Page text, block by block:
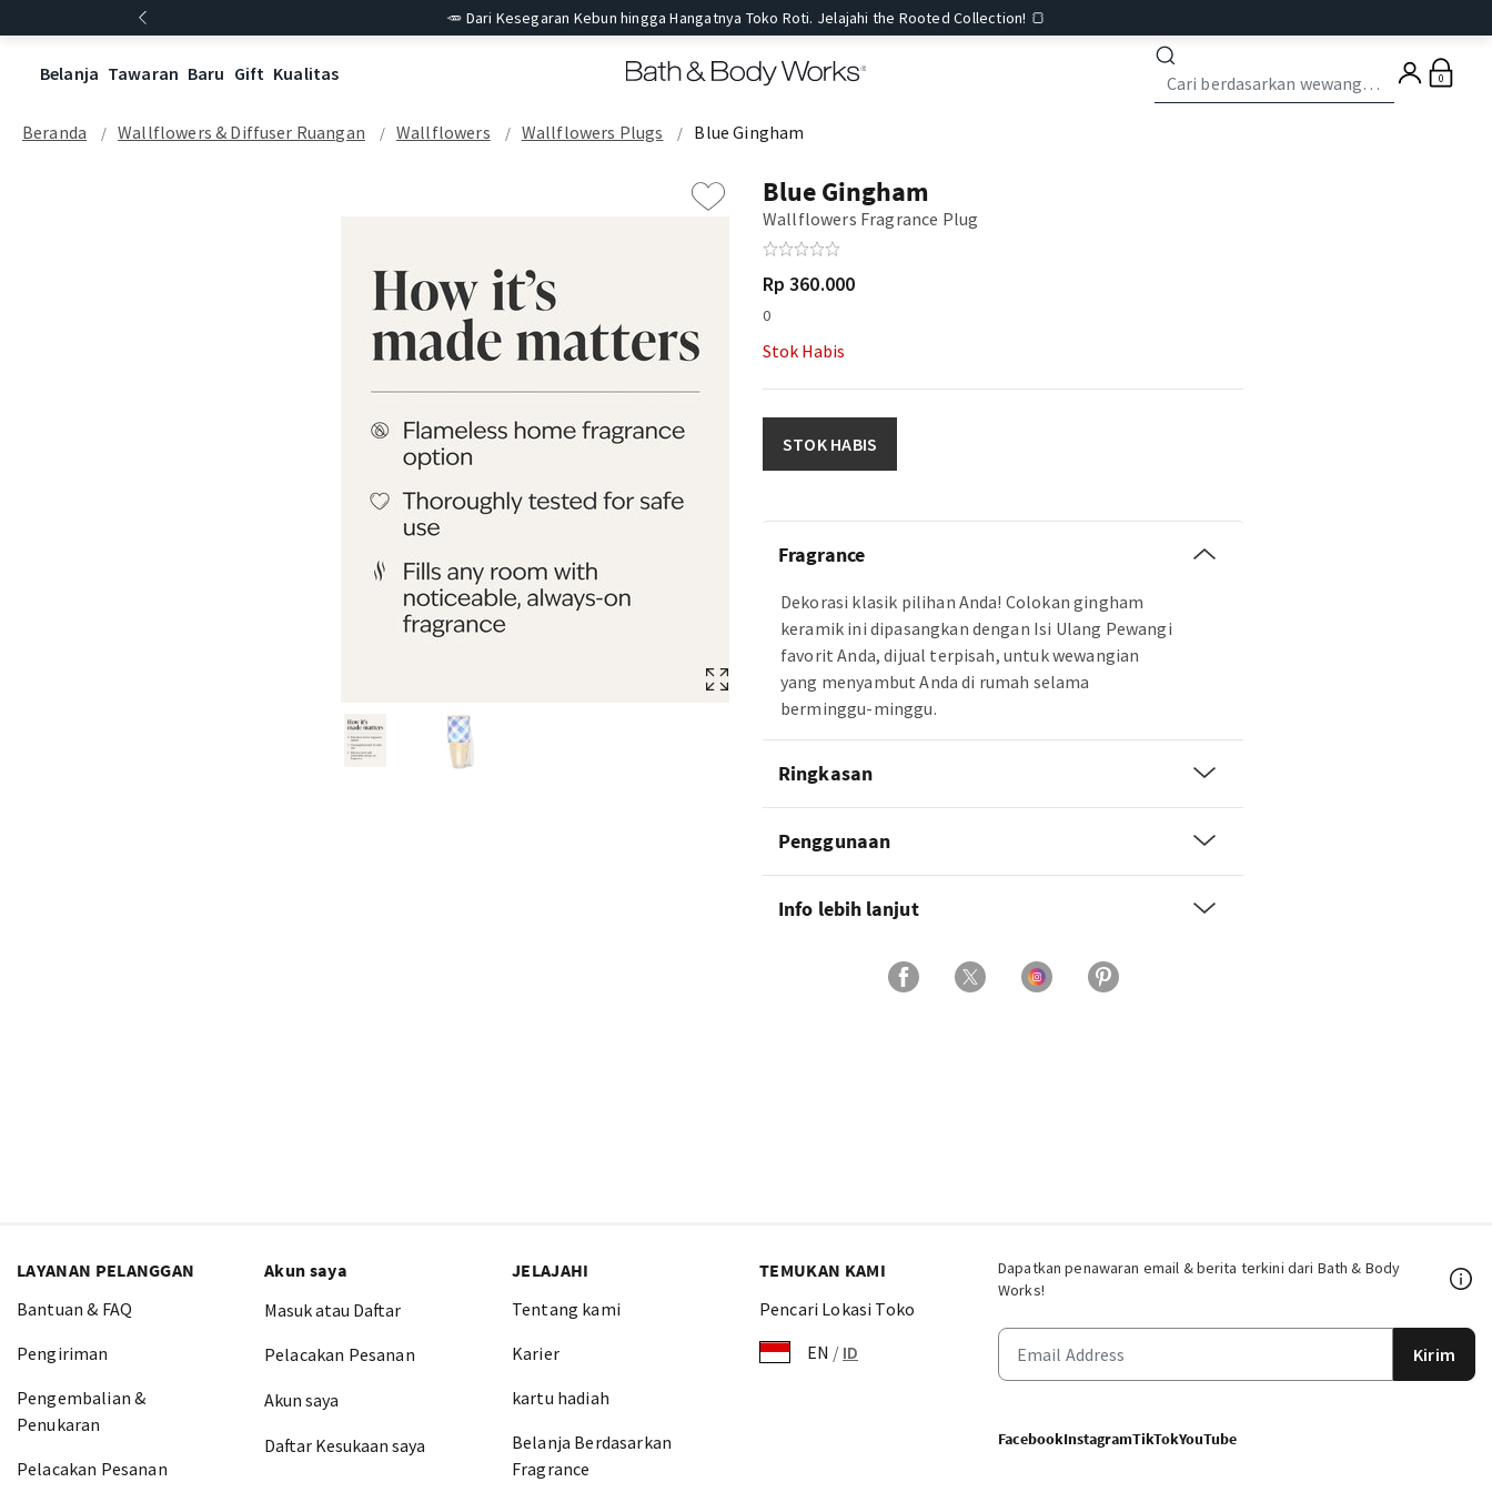
🥕 Dari Kesegaran Kebun hingga Hangatnya Toko Roti. Jelajahi the Rooted Collection! 🍞
Belanja Tawaran Baru Gift Kualitas 0
Beranda Wallflowers & Diffuser Ruangan Wallflowers Wallflowers Plugs Blue Gingham
Blue Gingham
Wallflowers Fragrance Plug
Rp 360.000
0
Stok Habis
STOK HABIS
Fragrance
Dekorasi klasik pilihan Anda! Colokan gingham
keramik ini dipasangkan dengan Isi Ulang Pewangi
favorit Anda, dijual terpisah, untuk wewangian
yang menyambut Anda di rumah selama
berminggu-minggu.
Ringkasan
Penggunaan
Info lebih lanjut
Dapatkan penawaran email & berita terkini dari Bath & Body
Works!
Kirim
FacebookInstagramTikTokYouTube
LAYANAN PELANGGAN
Bantuan & FAQ
Pengiriman
Pengembalian &
Penukaran
Pelacakan Pesanan
Akun saya
Masuk atau Daftar
Pelacakan Pesanan
Akun saya
Daftar Kesukaan saya
JELAJAHI
Tentang kami
Karier
kartu hadiah
Belanja Berdasarkan
Fragrance
TEMUKAN KAMI
Pencari Lokasi Toko
EN / ID